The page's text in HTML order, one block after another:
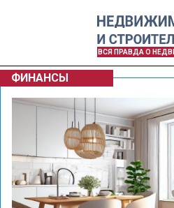
ВСЯ ПРАВДА О
ФИНАНСЫ